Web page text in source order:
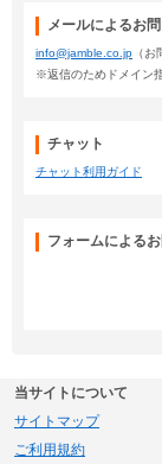
メールによるお
info@jamble.co.jp （お
※返信のためドメイン
チャット
チャット利用ガイド
フォームによる
当サイトについて
サイトマップ
ご利用規約